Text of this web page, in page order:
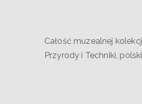
Całość muzealnej
Przyrody i Techniki,